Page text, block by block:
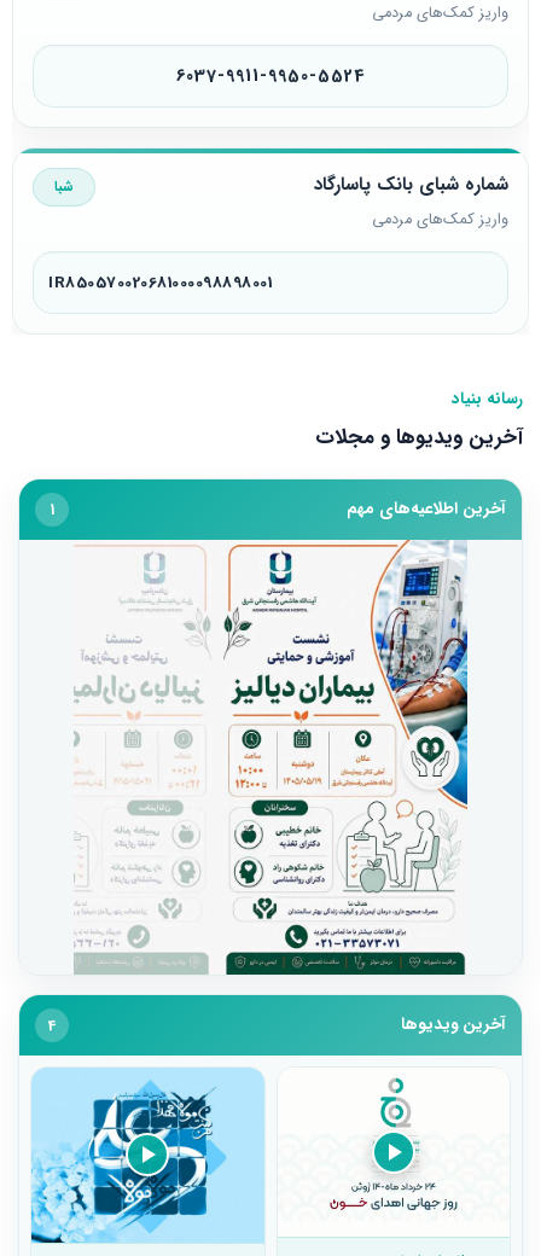
واریز کمک‌های مردمی
6037-9911-9950-5524
شماره شبای بانک پاسارگاد
واریز کمک‌های مردمی
شبا
IR850570020681000098898001
رسانه بنیاد
آخرین ویدیوها و مجلات
آخرین اطلاعیه‌های مهم 1
آخرین ویدیوها 4